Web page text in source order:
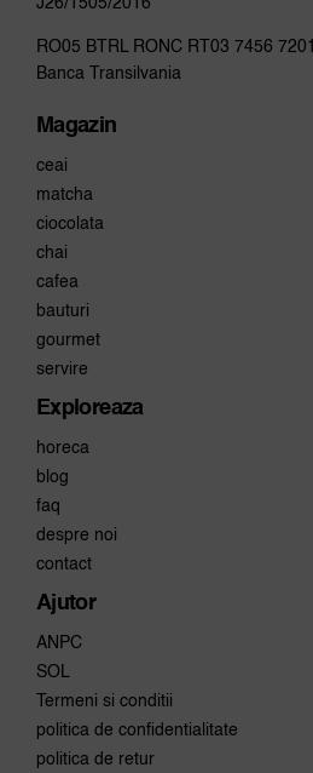
J26/1505/2016
RO05 BTRL RONC RT03 7456 7201
Banca Transilvania
Magazin
ceai
matcha
ciocolata
chai
cafea
bauturi
gourmet
servire
Exploreaza
horeca
blog
faq
despre noi
contact
Ajutor
ANPC
SOL
Termeni si conditii
politica de confidentialitate
politica de retur